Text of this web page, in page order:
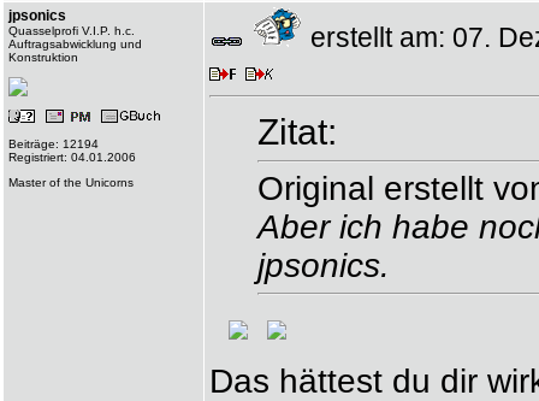
jpsonics
Quasselprofi V.I.P. h.c.
Auftragsabwicklung und
Konstruktion
Beiträge: 12194
Registriert: 04.01.2006
Master of the Unicorns
erstellt am: 07.
Zitat:
Original erstellt
Aber ich habe
jpsonics.
Das hättest du dir